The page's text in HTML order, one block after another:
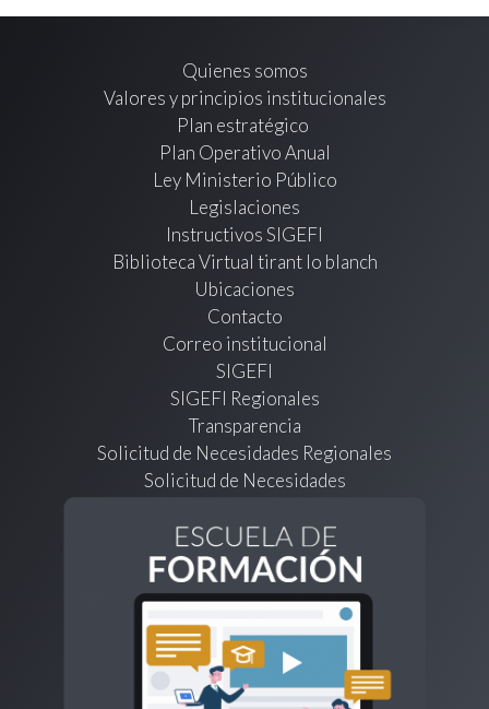
Quienes somos
Valores y principios institucionales
Plan estratégico
Plan Operativo Anual
Ley Ministerio Público
Legislaciones
Instructivos SIGEFI
Biblioteca Virtual tirant lo blanch
Ubicaciones
Contacto
Correo institucional
SIGEFI
SIGEFI Regionales
Transparencia
Solicitud de Necesidades Regionales
Solicitud de Necesidades